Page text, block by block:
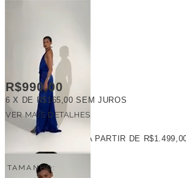
R$990,00
6 X DE R$165,00 SEM JUROS
VER MAIS DETALHES
FRETE GRÁTIS A PARTIR DE
TAMANHO: